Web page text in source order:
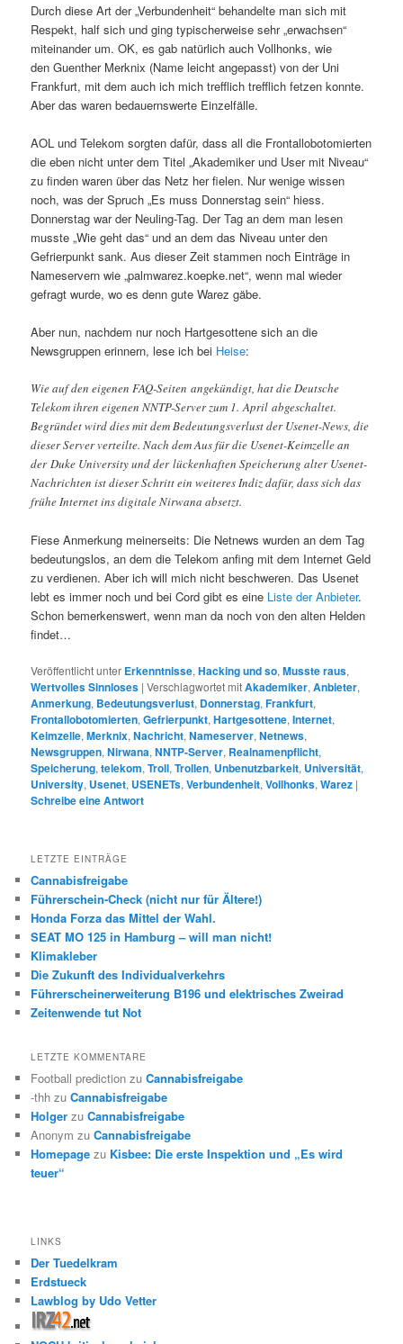
Durch diese Art der „Verbundenheit“ behandelte man sich mit
Respekt, half sich und ging typischerweise sehr „erwachsen“
miteinander um. OK, es gab natürlich auch Vollhonks, wie
den Guenther Merknix (Name leicht angepasst) von der Uni
Frankfurt, mit dem auch ich mich trefflich trefflich fetzen konnte.
Aber das waren bedauernswerte Einzelfälle.
AOL und Telekom sorgten dafür, dass all die Frontallobotomierten
die eben nicht unter dem Titel „Akademiker und User mit Niveau“
zu finden waren über das Netz her fielen. Nur wenige wissen
noch, was der Spruch „Es muss Donnerstag sein“ hiess.
Donnerstag war der Neuling-Tag. Der Tag an dem man lesen
musste „Wie geht das“ und an dem das Niveau unter den
Gefrierpunkt sank. Aus dieser Zeit stammen noch Einträge in
Nameservern wie „palmwarez.koepke.net“, wenn mal wieder
gefragt wurde, wo es denn gute Warez gäbe.
Aber nun, nachdem nur noch Hartgesottene sich an die
Newsgruppen erinnern, lese ich bei Heise:
Wie auf den eigenen FAQ-Seiten angekündigt, hat die Deutsche
Telekom ihren eigenen NNTP-Server zum 1. April abgeschaltet.
Begründet wird dies mit dem Bedeutungsverlust der Usenet-News, die
dieser Server verteilte. Nach dem Aus für die Usenet-Keimzelle an
der Duke University und der lückenhaften Speicherung alter Usenet-
Nachrichten ist dieser Schritt ein weiteres Indiz dafür, dass sich das
frühe Internet ins digitale Nirwana absetzt.
Fiese Anmerkung meinerseits: Die Netnews wurden an dem Tag
bedeutungslos, an dem die Telekom anfing mit dem Internet Geld
zu verdienen. Aber ich will mich nicht beschweren. Das Usenet
lebt es immer noch und bei Cord gibt es eine Liste der Anbieter.
Schon bemerkenswert, wenn man da noch von den alten Helden
findet…
Veröffentlicht unter Erkenntnisse,Hacking und so,Musste raus,
Wertvolles Sinnloses |Verschlagwortet mitAkademiker,Anbieter,
Anmerkung, Bedeutungsverlust, Donnerstag,Frankfurt,
Frontallobotomierten,Gefrierpunkt,Hartgesottene,Internet,
Keimzelle,Merknix,Nachricht,Nameserver,Netnews,
Newsgruppen,Nirwana,NNTP-Server, Realnamenpflicht,
Speicherung,telekom,Troll,Trollen, Unbenutzbarkeit, Universität,
University, Usenet, USENETs,Verbundenheit,Vollhonks,Warez |
Schreibe eine Antwort
LETZTE EINTRÄGE
Cannabisfreigabe
Führerschein-Check (nicht nur für Ältere!)
Honda Forza das Mittel der Wahl.
SEAT MO 125 in Hamburg – will man nicht!
Klimakleber
Die Zukunft des Individualverkehrs
Führerscheinerweiterung B196 und elektrisches Zweirad
Zeitenwende tut Not
LETZTE KOMMENTARE
Football prediction zuCannabisfreigabe
-thh zuCannabisfreigabe
Holger zuCannabisfreigabe
Anonym zuCannabisfreigabe
Homepage zu Kisbee: Die erste Inspektion und „Es wird
teuer“
LINKS
Der Tuedelkram
Erdstueck
Lawblog by Udo Vetter